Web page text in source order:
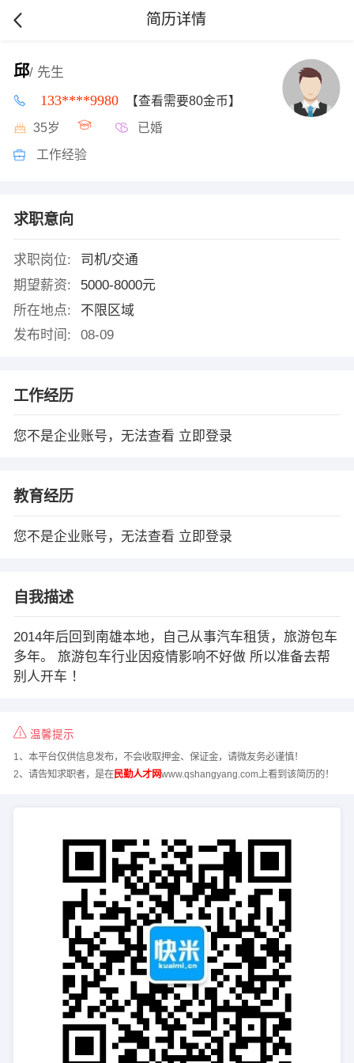
简历详情
邱/ 先生
133****9980 【查看需要80金币】
35岁 已婚
工作经验
求职意向
求职岗位:
司机/交通
期望薪资:
5000-8000元
所在地点:
不限区域
发布时间:
08-09
工作经历
您不是企业账号，无法查看 立即登录
教育经历
您不是企业账号，无法查看 立即登录
自我描述
2014年后回到南雄本地，自己从事汽车租赁，旅游包车
多年。 旅游包车行业因疫情影响不好做 所以准备去帮
别人开车 ！
温馨提示
1、本平台仅供信息发布，不会收取押金、保证金，请微友务必谨慎！
2、请告知求职者，是在民勤人才网www.qshangyang.com上看到该简历的！